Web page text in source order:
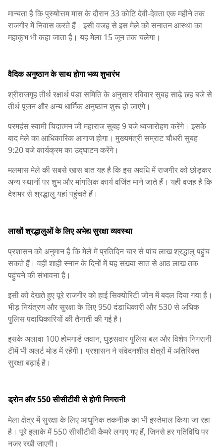
मान्यता है कि पुरुषोत्तम मास के दौरान 33 कोटि देवी-देवता एक महीने तक
राजगीर में निवास करते हैं। इसी वजह से इस मेले को सनातन आस्था का
महाकुंभ भी कहा जाता है। यह मेला 15 जून तक चलेगा।
वैदिक अनुष्ठान के साथ होगा भव्य शुभारंभ
श्रीराजगृह तीर्थ रक्षार्थ पंडा समिति के अनुसार रविवार सुबह साढ़े छह बजे से
तीर्थ पूजन और अन्य धार्मिक अनुष्ठान शुरू हो जाएंगे।
परमहंस स्वामी चिदात्मन जी महाराज सुबह 9 बजे ध्वजारोहण करेंगे। इसके
बाद मेले का आधिकारिक आगाज होगा। मुख्यमंत्री सम्राट चौधरी सुबह
9:20 बजे कार्यक्रम का उद्घाटन करेंगे।
मलमास मेले की सबसे खास बात यह है कि इस अवधि में राजगीर को छोड़कर
अन्य स्थानों पर शुभ और मांगलिक कार्य वर्जित माने जाते हैं। यही वजह है कि
देशभर से श्रद्धालु यहां पहुंचते हैं।
लाखों श्रद्धालुओं के लिए अभेद्य सुरक्षा व्यवस्था
प्रशासन को अनुमान है कि मेले में प्रतिदिन चार से पांच लाख श्रद्धालु पहुंच
सकते हैं। वहीं शाही स्नान के दिनों में यह संख्या सात से आठ लाख तक
पहुंचने की संभावना है।
इसी को देखते हुए पूरे राजगीर को हाई सिक्योरिटी जोन में बदल दिया गया है।
भीड़ नियंत्रण और सुरक्षा के लिए 950 दंडाधिकारी और 530 से अधिक
पुलिस पदाधिकारियों की तैनाती की गई है।
इसके अलावा 100 होमगार्ड जवान, घुड़सवार पुलिस बल और विशेष निगरानी
टीमें भी अलर्ट मोड में रहेंगी। प्रशासन ने संवेदनशील क्षेत्रों में अतिरिक्त
सुरक्षा बढ़ाई है।
ड्रोन और 550 सीसीटीवी से होगी निगरानी
मेला क्षेत्र में सुरक्षा के लिए आधुनिक तकनीक का भी इस्तेमाल किया जा रहा
है। पूरे इलाके में 550 सीसीटीवी कैमरे लगाए गए हैं, जिनसे हर गतिविधि पर
नजर रखी जाएगी।